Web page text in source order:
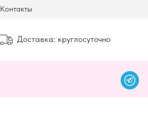
Контакты
Доставка: круглосуточно